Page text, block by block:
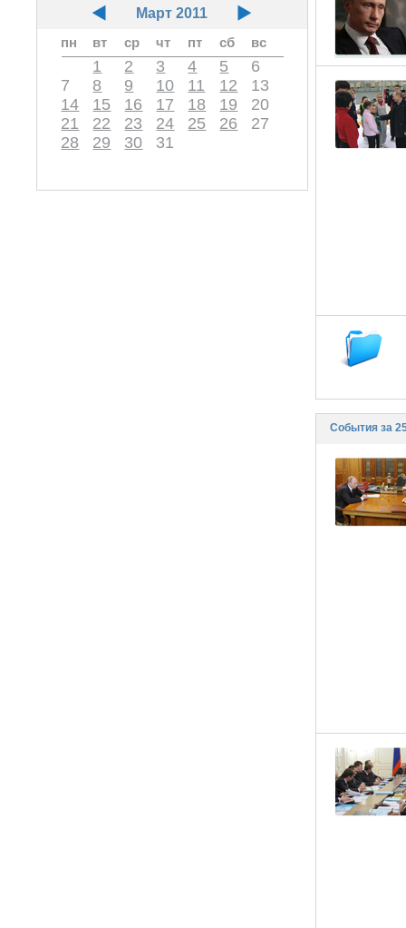
Март 2011
пн
вт ср чт пт сб вс
1 2 3 4 5
6
7
8 9 10 11 12
13
14
15 16 17 18 19
20
21
22 23 24 25 26
27
28
29 30 31
События за